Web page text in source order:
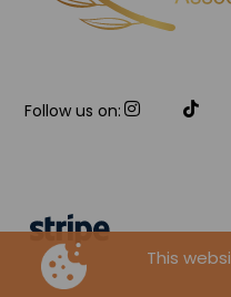
Follow us on:
This